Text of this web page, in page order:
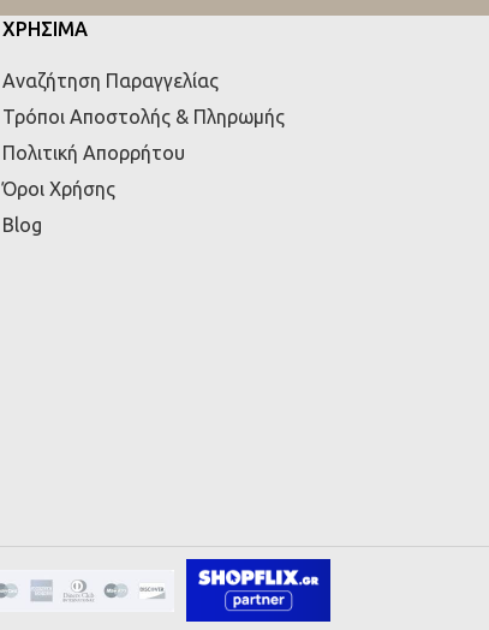
ΧΡΗΣΙΜΑ
Αναζήτηση Παραγγελίας
Τρόποι Αποστολής & Πληρωμής
Πολιτική Απορρήτου
Όροι Χρήσης
Blog